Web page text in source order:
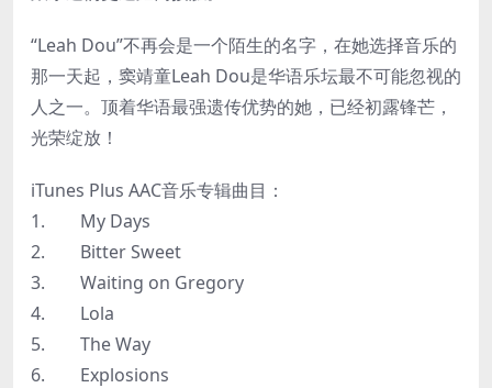
“Leah Dou”不再会是一个陌生的名字，在她选择音乐的
那一天起，窦靖童Leah Dou是华语乐坛最不可能忽视的
人之一。顶着华语最强遗传优势的她，已经初露锋芒，
光荣绽放！
iTunes Plus AAC音乐专辑曲目：
1. My Days
2. Bitter Sweet
3. Waiting on Gregory
4. Lola
5. The Way
6. Explosions